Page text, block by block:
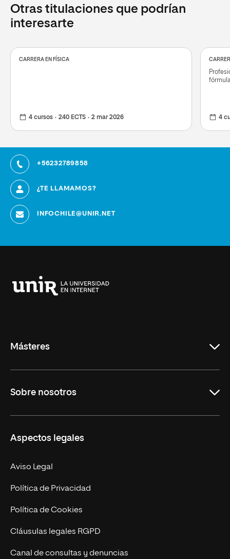
Otras titulaciones que podrían
interesarte
CARRERA EN FÍSICA
4 cursos 240 ECTS 2 mar 2026 4
+56232789858
¿TE LLAMAMOS?
INFOCHILE@UNIR.NET
Másteres
Derecho
Empresa
MBA
Marketing y Comunicación
Ingeniería
Diseño
Ciencias de la Salud
Sobre nosotros
Nuestro Equipo
Contacto
Aspectos legales
Aviso Legal
Política de Privacidad
Política de Cookies
Cláusulas legales RGPD
Canal de consultas y denuncias